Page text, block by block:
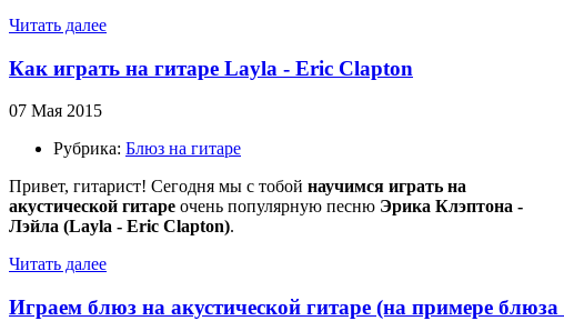
Читать далее
Как играть на гитаре Layla - Eric Clapton
07 Мая 2015
Рубрика: Блюз на гитаре
Привет, гитарист! Сегодня мы с тобой научимся играть на
акустической гитаре очень популярную песню Эрика Клэптона -
Лэйла (Layla - Eric Clapton).
Читать далее
Играем блюз на акустической гитаре (на примере